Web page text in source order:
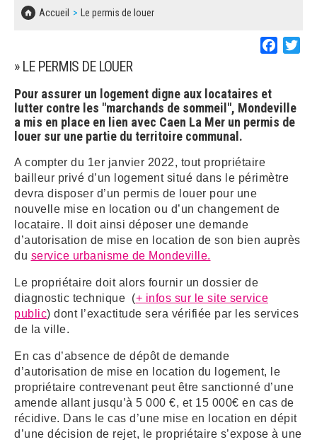
Accueil Le permis de louer
» LE PERMIS DE LOUER
Pour assurer un logement digne aux locataires et
lutter contre les "marchands de sommeil", Mondeville
a mis en place en lien avec Caen La Mer un permis de
louer sur une partie du territoire communal.
A compter du 1er janvier 2022, tout propriétaire
bailleur privé d’un logement situé dans le périmètre
devra disposer d’un permis de louer pour une
nouvelle mise en location ou d’un changement de
locataire. Il doit ainsi déposer une demande
d’autorisation de mise en location de son bien auprès
du service urbanisme de Mondeville.
Le propriétaire doit alors fournir un dossier de
diagnostic technique (+ infos sur le site service
public) dont l’exactitude sera vérifiée par les services
de la ville.
En cas d’absence de dépôt de demande
d’autorisation de mise en location du logement, le
propriétaire contrevenant peut être sanctionné d’une
amende allant jusqu’à 5 000 €, et 15 000€ en cas de
récidive. Dans le cas d’une mise en location en dépit
d’une décision de rejet, le propriétaire s’expose à une
CONCERTATIONS PUBLIQUES
SOLIDARITÉ, LOGEMENT
SÉNIORS
EMPLOI
POLICE MUNICIPALE
DECHETS
SIGNALEMENTS
BESOIN D'UNE AIDE ?
LES ASSOCIATIONS
MARCHÉS PUBLICS
SUR LES RISQUES MAJEURS
REGLEMENT LOCAL DE PUBLICITÉ
DECLARATION DE DEMARCHAGE
DOSSIER DE DEMANDE DE SUBVENTION
DEMANDE DE PRÊT DE MATERIEL
FICHE D'ORGANISATION MANIFESTATION
PLAN D'ACTION MUNICIPAL
DÉLIBÉRATIONS